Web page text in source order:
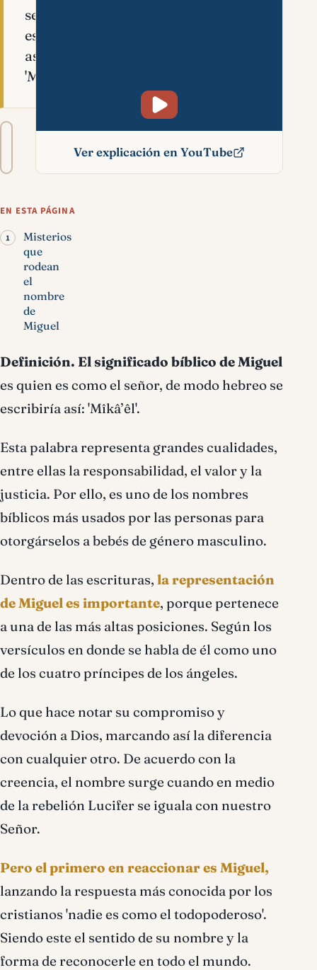
se
escribiría
así:
'Mîkâ’êl'.
Tamaño
A− A+
Ver explicación en YouTube
EN ESTA PÁGINA
Misterios
que
rodean
el
nombre
de
Miguel
Definición. Elsignificado bíblico de Miguel
es quien es como el señor, de modo hebreo se
escribiría así: 'Mîkâ’êl'.
Esta palabra representa grandes cualidades,
entre ellas la responsabilidad, el valor y la
justicia. Por ello, es uno de los nombres
bíblicos más usados por las personas para
otorgárselos a bebés de género masculino.
Dentro de las escrituras, la representación
de Miguel es importante, porque pertenece
a una de las más altas posiciones. Según los
versículos en donde se habla de él como uno
de los cuatro príncipes de los ángeles.
Lo que hace notar su compromiso y
devoción a Dios, marcando así la diferencia
con cualquier otro. De acuerdo con la
creencia, el nombre surge cuando en medio
de la rebelión Lucifer se iguala con nuestro
Señor.
Pero el primero en reaccionar es Miguel,
lanzando la respuesta más conocida por los
cristianos 'nadie es como el todopoderoso'.
Siendo este el sentido de su nombre y la
forma de reconocerle en todo el mundo.